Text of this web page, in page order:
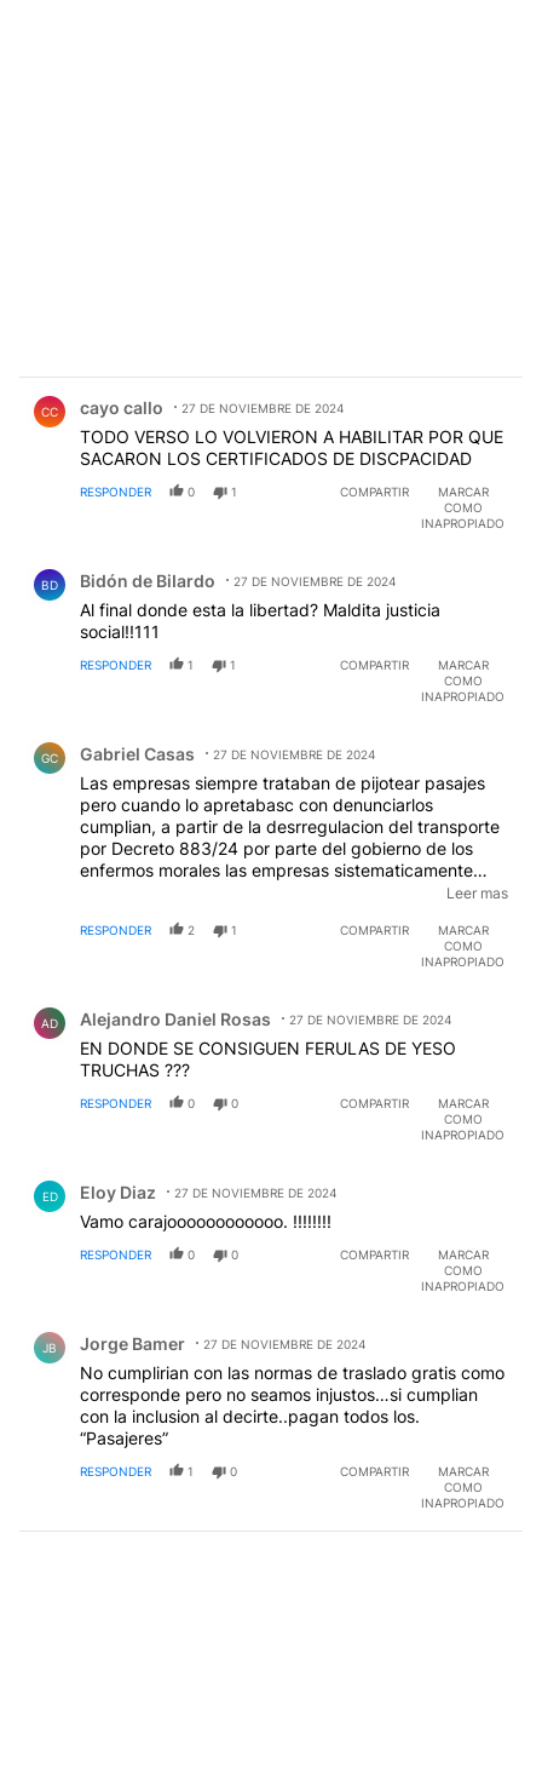
CC cayo callo 27 DE NOVIEMBRE DE 2024
TODO VERSO LO VOLVIERON A HABILITAR POR QUE
SACARON LOS CERTIFICADOS DE DISCPACIDAD
RESPONDER 0 1 COMPARTIR
MARCAR
COMO
INAPROPIADO
BD Bidón de BiIardo 27 DE NOVIEMBRE DE 2024
Al final donde esta la libertad? Maldita justicia
social!!111
RESPONDER 1 1 COMPARTIR
MARCAR
COMO
INAPROPIADO
GC Gabriel Casas 27 DE NOVIEMBRE DE 2024
Las empresas siempre trataban de pijotear pasajes
pero cuando lo apretabasc con denunciarlos
cumplian, a partir de la desrregulacion del transporte
por Decreto 883/24 por parte del gobierno de los
enfermos morales las empresas sistematicamente
desgobierno es pour la gallerie, a ellos no les importan
los derechos de las personas en general, menos de
Leer mas
RESPONDER 2 1 COMPARTIR
MARCAR
COMO
INAPROPIADO
AD Alejandro Daniel Rosas 27 DE NOVIEMBRE DE 2024
EN DONDE SE CONSIGUEN FERULAS DE YESO
TRUCHAS ???
RESPONDER 0 0 COMPARTIR
MARCAR
COMO
INAPROPIADO
ED Eloy Diaz 27 DE NOVIEMBRE DE 2024
Vamo carajoooooooooooo. !!!!!!!!
RESPONDER 0 0 COMPARTIR
MARCAR
COMO
INAPROPIADO
JB Jorge Bamer 27 DE NOVIEMBRE DE 2024
No cumplirian con las normas de traslado gratis como
corresponde pero no seamos injustos…si cumplian
con la inclusion al decirte..pagan todos los.
“Pasajeres”
RESPONDER 1 0 COMPARTIR
MARCAR
COMO
INAPROPIADO